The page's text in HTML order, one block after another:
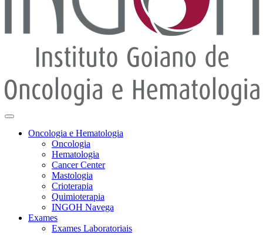
Oncologia e Hematologia
Oncologia
Hematologia
Cancer Center
Mastologia
Crioterapia
Quimioterapia
INGOH Navega
Exames
Exames Laboratoriais